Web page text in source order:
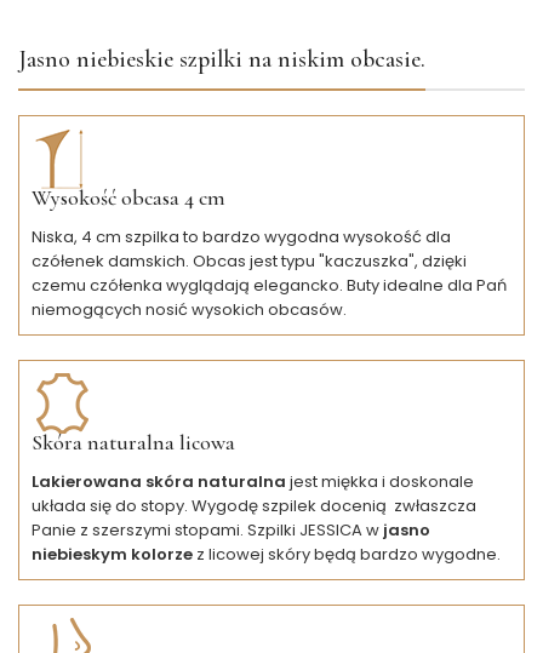
Jasno niebieskie szpilki na niskim obcasie.
Wysokość obcasa 4 cm
Niska, 4 cm szpilka to bardzo wygodna wysokość dla
czółenek damskich. Obcas jest typu "kaczuszka", dzięki
czemu czółenka wyglądają elegancko. Buty idealne dla Pań
niemogących nosić wysokich obcasów.
Skóra naturalna licowa
Lakierowana skóra naturalna jest miękka i doskonale
układa się do stopy. Wygodę szpilek docenią zwłaszcza
Panie z szerszymi stopami. Szpilki JESSICA w jasno
niebieskym kolorze z licowej skóry będą bardzo wygodne.